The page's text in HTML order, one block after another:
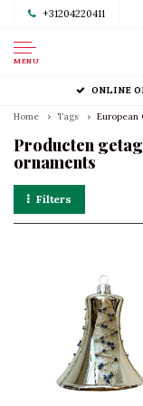
+31204220411
MENU
ONLINE
Home Tags European
Producten
ornaments
Filters